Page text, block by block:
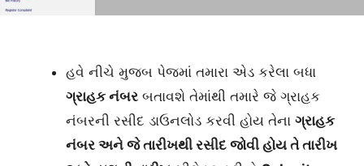
હવે નીચે મુજબ પેજમાં તમારા એડ કરેલા બધા
ગ્રાહક નંબર બતાવશે તેમાંથી તમારે જે ગ્રાહક
નંબરની રસીદ ડાઉનલોડ કરવી હોય તેના ગ્રાહક
નંબર અને જે તારીખથી રસીદ જોવી હોય તે તારીખ